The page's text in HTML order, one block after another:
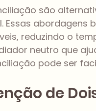
são
Essas abordagens
reduzindo o
neutro que
pode ser
de